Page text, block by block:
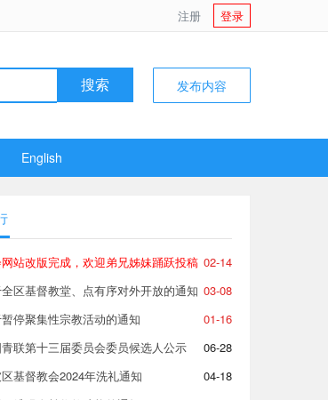
注册 登录
搜索 发布内容
English
02-14
站改版完成，欢迎弟兄姊妹踊跃投稿
03-08
区基督教堂、点有序对外开放的通知
01-16
停聚集性宗教活动的通知
06-28
联第十三届委员会委员候选人公示
04-18
基督教会2024年洗礼通知